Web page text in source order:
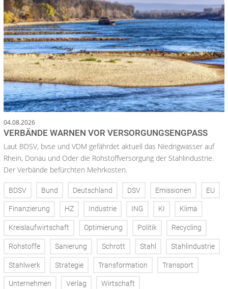
04.08.2026
VERBÄNDE WARNEN VOR VERSORGUNGSENGPASS
Laut BDSV, bvse und VDM gefährdet aktuell das Niedrigwasser auf
Rhein, Donau und Oder die Rohstoffversorgung der Stahlindustrie.
Der Verbände befürchten Mehrkosten.
BDSV Bund Deutschland DSV Emissionen EU
Finanzierung HZ Industrie ING KI Klima
Kreislaufwirtschaft Optimierung Politik Recycling
Rohstoffe Sanierung Schrott Stahl Stahlindustrie
Stahlwerk Strategie Transformation Transport
Unternehmen Verlag Wirtschaft